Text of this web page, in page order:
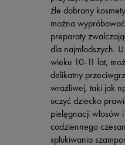
źle dobrany
można
preparaty
dla najmłodszych.
wieku 10-11 lat,
delikatny
wrażliwej, taki jak
uczyć dziecko
pielęgnacji włosów
codziennego
spłukiwania